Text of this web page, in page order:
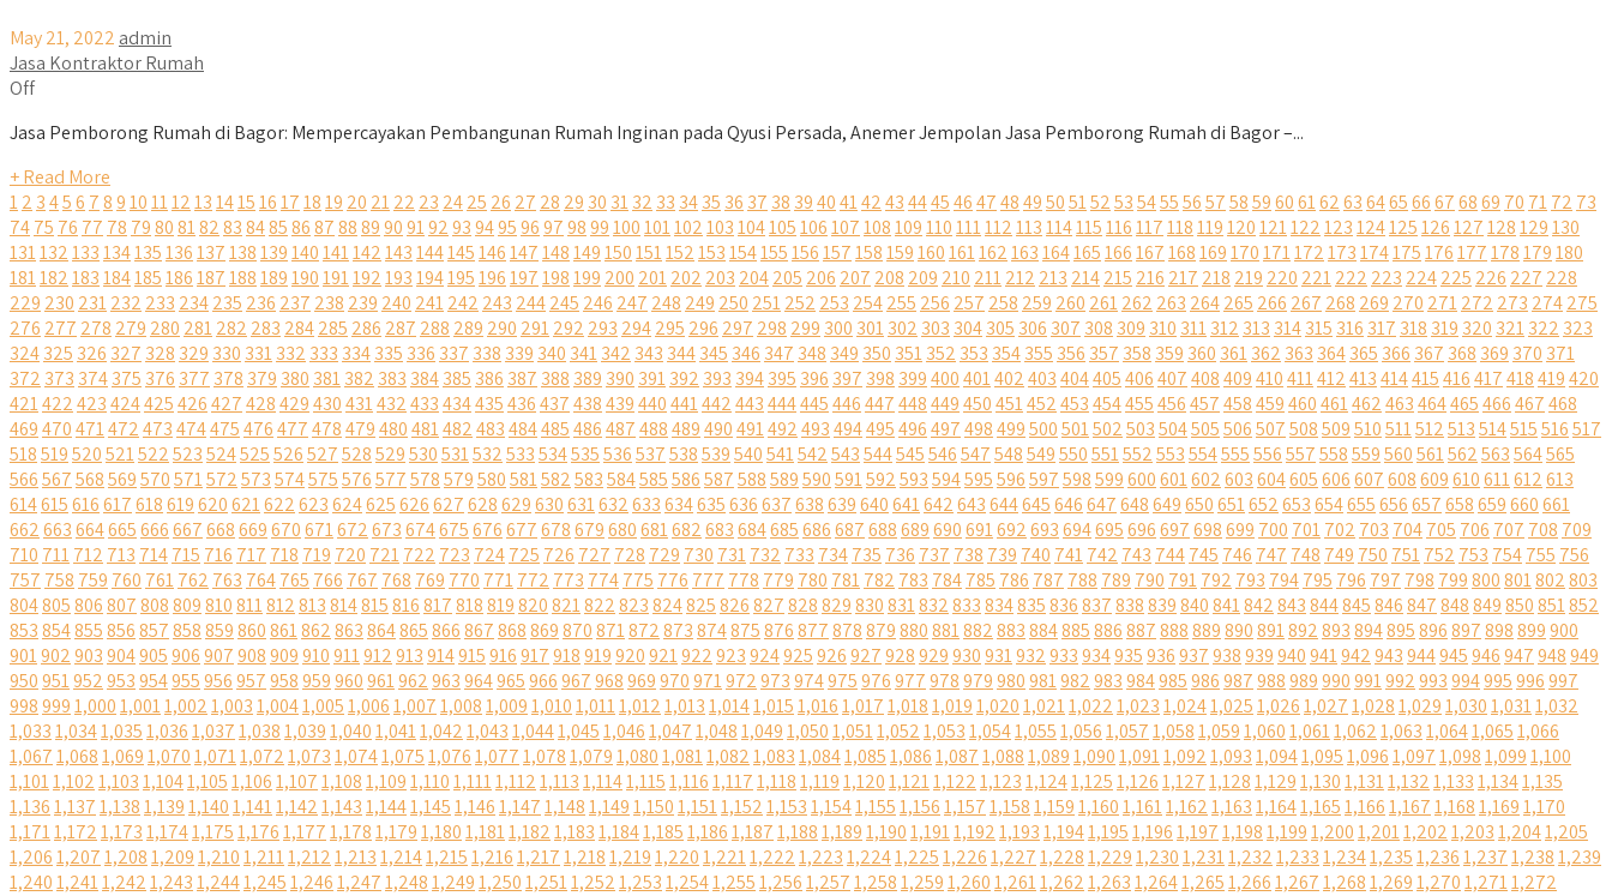
May 21, 2022 admin
Jasa Kontraktor Rumah
Off
Jasa Pemborong Rumah di Bagor: Mempercayakan Pembangunan Rumah Inginan pada Qyusi Persada, Anemer Jempolan Jasa Pemborong Rumah di Bagor –...
+ Read More
12 3456 78910111213141516171819 20 2122 23 2425 26 27 28 29 30 3132 33 3435 36 37 38 39404142434445464748495051525354555657585960616263646566676869 70 7172 73
7475 76 77 78 798081828384858687888990919293949596979899100101102103104105106107108109110111112113114115116117118119120121122123124125126127128129130
131132133134135136137138139140141142143144145146147148149150151152153154155156157158159160161162163164165166167168169170171172173174175176177178179180
181182183184185186187188189190191192193194195196197198199 200 201202 203 204205 206 207 208 209 210 211212 213 214215 216 217 218 219 220 221222 223 224225 226 227 228
229 230 231232 233 234235 236 237 238 239 240 241242 243 244245 246 247 248 249 250 251252 253 254255 256 257 258 259 260 261262 263 264265 266 267 268 269 270 271272 273 274275
276 277 278 279 280 281282 283 284285 286 287 288 289 290 291292 293 294295 296 297 298 299 300 301302 303 304305 306 307 308 309 310 311312 313 314315 316 317 318 319 320 321322 323
324325 326 327 328 329 330 331332 333 334335 336 337 338 339 340 341342 343 344345 346 347 348 349 350 351352 353 354355 356 357 358 359 360 361362 363 364365 366 367 368 369 370 371
372 373 374375 376 377 378 379 380 381382 383 384385 386 387 388 389 390 391392 393 394395 396 397 398 399400401402403404405406407408409410411412413414415416417418419420
421422423424425426427428429430431432433434435436437438439440441442443444445446447448449450451452453454455456457458459460461462463464465466467468
469470471472473474475476477478479480481482483484485486487488489490491492493494495496497498499500501502503504505506507508509510511512513514515516517
518519520521522523524525526527528529530531532533534535536537538539540541542543544545546547548549550551552553554555556557558559560561562563564565
566567568569570571572573574575576577578579580581582583584585586587588589590591592593594595596597598599600601602603604605606607608609610611612613
614615616617618619620621622623624625626627628629630631632633634635636637638639640641642643644645646647648649650651652653654655656657658659660661
662663664665666667668669670671672673674675676677678679680681682683684685686687688689690691692693694695696697698699 700 701702 703 704705 706 707 708 709
710 711712 713 714715 716 717 718 719 720 721722 723 724725 726 727 728 729 730 731732 733 734735 736 737 738 739 740 741742 743 744745 746 747 748 749 750 751752 753 754755 756
757 758 759 760 761762 763 764765 766 767 768 769 770 771772 773 774775 776 777 778 779 780 781782 783 784785 786 787 788 789 790 791792 793 794795 796 797 798 799800801802803
804805806807808809810811812813814815816817818819820821822823824825826827828829830831832833834835836837838839840841842843844845846847848849850851852
853854855856857858859860861862863864865866867868869870871872873874875876877878879880881882883884885886887888889890891892893894895896897898899900
901902903904905906907908909910911912913914915916917918919920921922923924925926927928929930931932933934935936937938939940941942943944945946947948949
950951952953954955956957958959960961962963964965966967968969970971972973974975976977978979980981982983984985986987988989990991992993994995996997
9989991,0001,0011,0021,0031,0041,0051,0061,0071,0081,0091,0101,0111,0121,0131,0141,0151,0161,0171,0181,0191,0201,0211,0221,0231,0241,0251,0261,0271,0281,0291,0301,0311,032
1,0331,0341,0351,0361,0371,0381,0391,0401,0411,0421,0431,0441,0451,0461,0471,0481,0491,0501,0511,0521,0531,0541,0551,0561,0571,0581,0591,0601,0611,0621,0631,0641,0651,066
1,0671,0681,0691,0701,0711,0721,0731,0741,0751,0761,0771,0781,0791,0801,0811,0821,0831,0841,0851,0861,0871,0881,0891,0901,0911,0921,0931,0941,0951,0961,0971,0981,0991,100
1,1011,1021,1031,1041,1051,1061,1071,1081,1091,1101,1111,1121,1131,1141,1151,1161,1171,1181,1191,1201,1211,1221,1231,1241,1251,1261,1271,1281,1291,1301,1311,1321,1331,1341,135
1,1361,1371,1381,1391,1401,1411,1421,1431,1441,1451,1461,1471,1481,1491,1501,1511,1521,1531,1541,1551,1561,1571,1581,1591,1601,1611,1621,1631,1641,1651,1661,1671,1681,1691,170
1,1711,1721,1731,1741,1751,1761,1771,1781,1791,1801,1811,1821,1831,1841,1851,1861,1871,1881,1891,1901,1911,1921,1931,1941,1951,1961,1971,1981,1991,2001,2011,2021,2031,2041,205
1,2061,2071,2081,2091,2101,2111,2121,2131,2141,2151,2161,2171,2181,2191,2201,2211,2221,2231,2241,2251,2261,2271,2281,2291,2301,2311,2321,2331,2341,2351,2361,2371,2381,239
1,2401,2411,2421,2431,2441,2451,2461,2471,2481,2491,2501,2511,2521,2531,2541,2551,2561,2571,2581,2591,2601,2611,2621,2631,2641,2651,2661,2671,2681,2691,2701,2711,272